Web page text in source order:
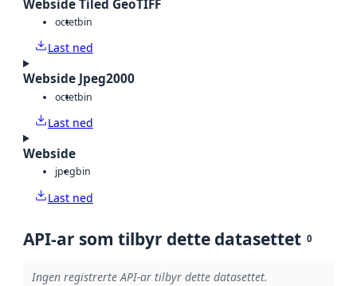
Webside Tiled GeoTIFF
octetbin
Last ned
Webside Jpeg2000
octetbin
Last ned
Webside
jpegbin
Last ned
API-ar som tilbyr dette datasettet 0
Ingen registrerte API-ar tilbyr dette datasettet.